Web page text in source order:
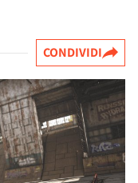
CONDIVIDI